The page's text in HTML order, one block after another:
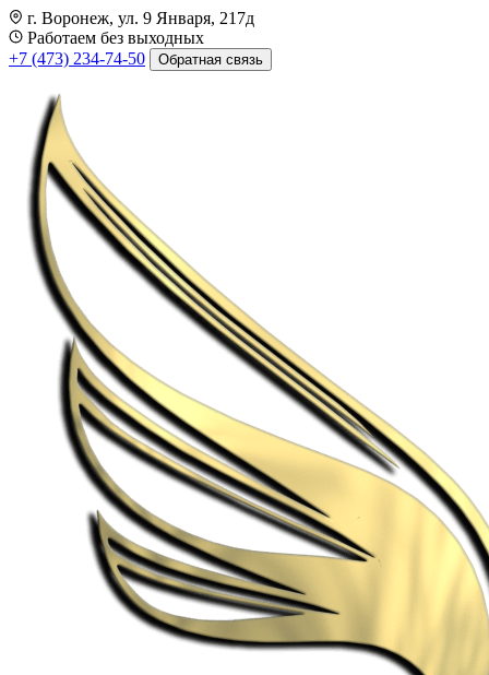
г. Воронеж, ул. 9 Января, 217д
Работаем без выходных
+7 (473) 234-74-50
Обратная связь